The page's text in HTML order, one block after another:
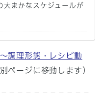
大まかなスケジュールが
調理形態・レシピ動
別ページに移動します）
－－－－－－－－－－